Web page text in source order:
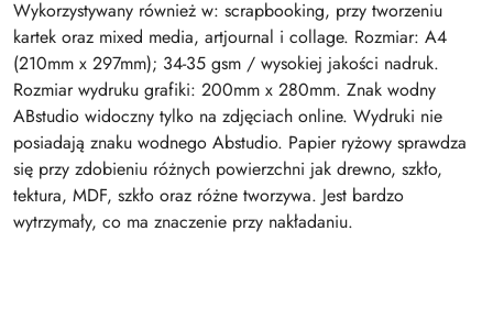
Wykorzystywany również w: scrapbooking, przy tworzeniu
kartek oraz mixed media, artjournal i collage. Rozmiar: A4
(210mm x 297mm); 34-35 gsm / wysokiej jakości nadruk.
Rozmiar wydruku grafiki: 200mm x 280mm. Znak wodny
ABstudio widoczny tylko na zdjęciach online. Wydruki nie
posiadają znaku wodnego Abstudio. Papier ryżowy sprawdza
się przy zdobieniu różnych powierzchni jak drewno, szkło,
tektura, MDF, szkło oraz różne tworzywa. Jest bardzo
wytrzymały, co ma znaczenie przy nakładaniu.